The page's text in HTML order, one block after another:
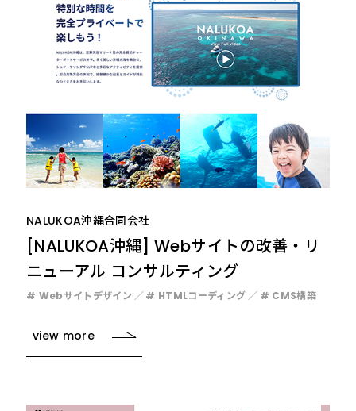
NALUKOA沖縄合同会社
[NALUKOA沖縄] Webサイトの改善・リ
ニューアル コンサルティング
# Webサイトデザイン # HTMLコーディング # CMS構築
view more